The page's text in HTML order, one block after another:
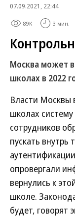
07.09.2021, 22:44
89K 3 мин.
Москва может
школах в 2022
Власти Москвы
школах
сотрудников
пускать внутрь
опровергали
вернулись к
школе.
будет, говорят